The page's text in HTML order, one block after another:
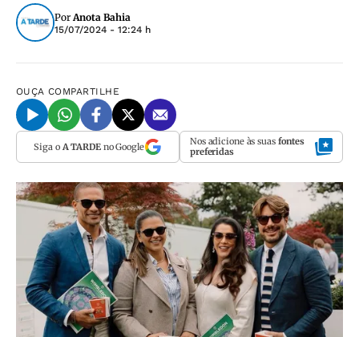
PorAnota Bahia
15/07/2024 - 12:24 h
OUÇA COMPARTILHE
Siga o A TARDEno Google Nos adicione às suas fontes
preferidas